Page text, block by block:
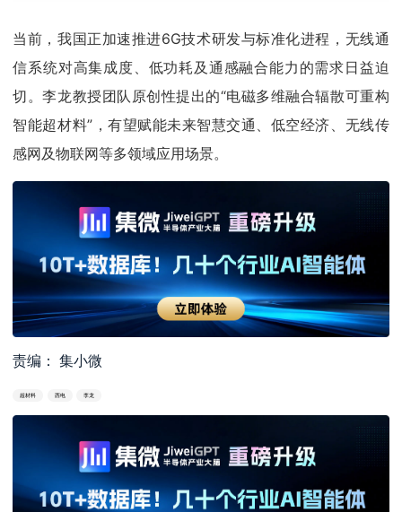
当前，我国正加速推进6G技术研发与标准化进程，无线通
信系统对高集成度、低功耗及通感融合能力的需求日益迫
切。李龙教授团队原创性提出的“电磁多维融合辐散可重构
智能超材料”，有望赋能未来智慧交通、低空经济、无线传
感网及物联网等多领域应用场景。
责编： 集小微
超材料 西电 李龙